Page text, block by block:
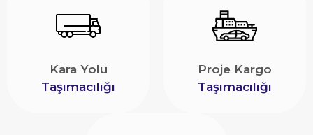
Kara Yolu
Taşımacılığı
Proje Kargo
Taşımacılığı